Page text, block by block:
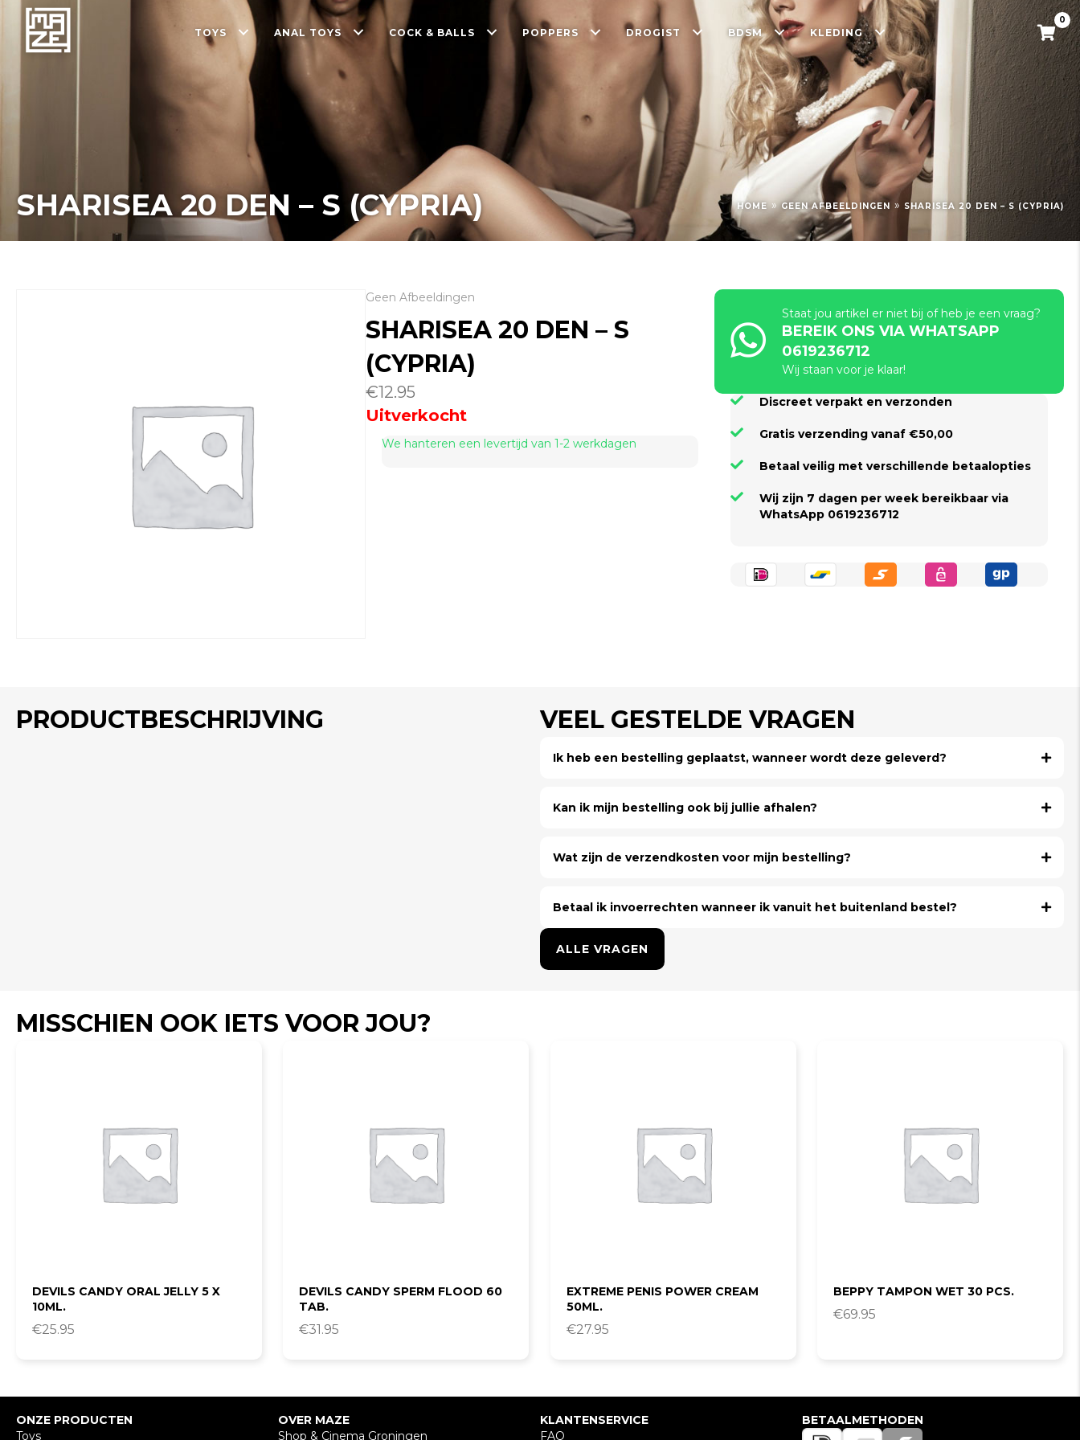
TOYS ANAL TOYS COCK & BALLS POPPERS DROGIST BDSM KLEDING
0
SHARISEA 20 DEN – S (CYPRIA) HOME » GEEN AFBEELDINGEN » SHARISEA 20 DEN – S (CYPRIA)
Geen Afbeeldingen
SHARISEA 20 DEN – S
(CYPRIA)
€12.95
Uitverkocht
We hanteren een levertijd van 1-2 werkdagen
Staat jou artikel er niet bij of heb je een vraag?
BEREIK ONS VIA WHATSAPP
0619236712
Wij staan voor je klaar!
Discreet verpakt en verzonden
Gratis verzending vanaf €50,00
Betaal veilig met verschillende betaalopties
Wij zijn 7 dagen per week bereikbaar via
WhatsApp 0619236712
PRODUCTBESCHRIJVING VEEL GESTELDE VRAGEN
Ik heb een bestelling geplaatst, wanneer wordt deze geleverd?
Kan ik mijn bestelling ook bij jullie afhalen?
Wat zijn de verzendkosten voor mijn bestelling?
Betaal ik invoerrechten wanneer ik vanuit het buitenland bestel?
ALLE VRAGEN
MISSCHIEN OOK IETS VOOR JOU?
DEVILS CANDY ORAL JELLY 5 X
10ML.
€25.95
DEVILS CANDY SPERM FLOOD 60
TAB.
€31.95
EXTREME PENIS POWER CREAM
50ML.
€27.95
BEPPY TAMPON WET 30 PCS.
€69.95
ONZE PRODUCTEN
Toys
OVER MAZE
Shop & Cinema Groningen
KLANTENSERVICE
FAQ
BETAALMETHODEN